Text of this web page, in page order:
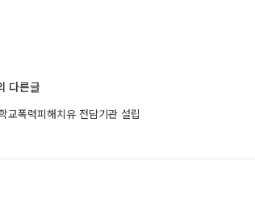
다른글
교폭력피해치유 전담기관 설립